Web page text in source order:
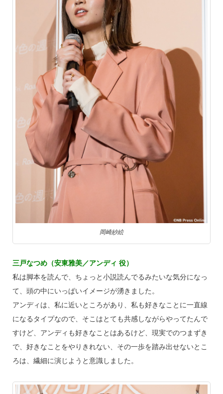
岡崎紗絵
三戸なつめ（安東雅美／アンディ 役）
私は脚本を読んで、ちょっと小説読んでるみたいな気分になっ
て、頭の中にいっぱいイメージが湧きました。
アンディは、私に近いところがあり、私も好きなことに一直線
になるタイプなので、そこはとても共感しながらやってたんで
すけど、アンディも好きなことはあるけど、現実でのつまずき
で、好きなことをやりきれない、その一歩を踏み出せないとこ
ろは、繊細に演じようと意識しました。